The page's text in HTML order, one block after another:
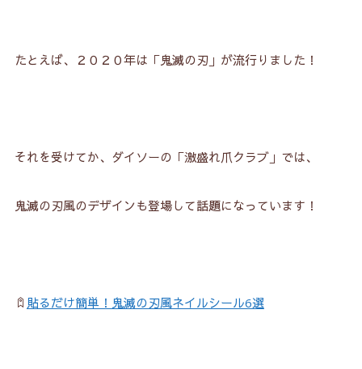
たとえば、２０２０年は「鬼滅の刃」が流行りました！
それを受けてか、ダイソーの「激盛れ爪クラブ」では、
鬼滅の刃風のデザインも登場して話題になっています！
貼るだけ簡単！鬼滅の刃風ネイルシール6選